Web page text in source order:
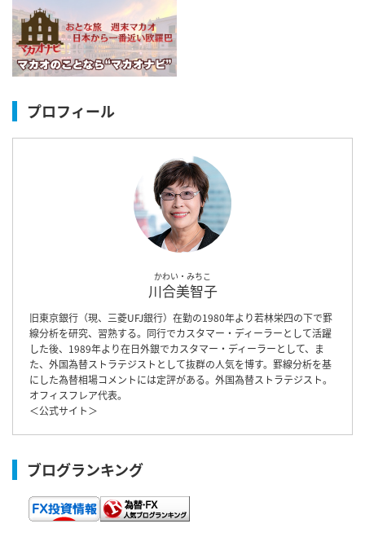
プロフィール
かわい・みちこ
川合美智子
旧東京銀行（現、三菱UFJ銀行）在勤の1980年より若林栄四の下で罫
線分析を研究、習熟する。同行でカスタマー・ディーラーとして活躍
した後、1989年より在日外銀でカスタマー・ディーラーとして、ま
た、外国為替ストラテジストとして抜群の人気を博す。罫線分析を基
にした為替相場コメントには定評がある。外国為替ストラテジスト。
オフィスフレア代表。
＜公式サイト＞
ブログランキング